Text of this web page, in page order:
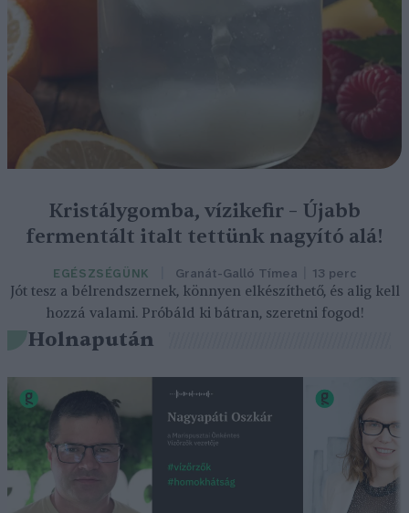
Kristálygomba, vízikefir – Újabb
fermentált italt tettünk nagyító alá!
EGÉSZSÉGÜNK Granát-Galló Tímea 13 perc
Jót tesz a bélrendszernek, könnyen elkészíthető, és alig kell
hozzá valami. Próbáld ki bátran, szeretni fogod!
Holnapután